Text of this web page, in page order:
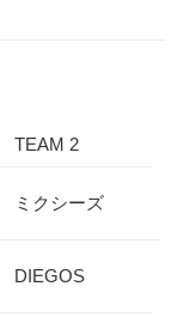
TEAM 2
ミクシーズ
DIEGOS